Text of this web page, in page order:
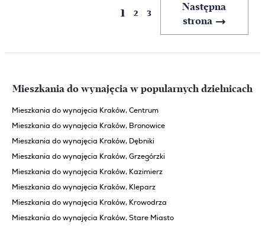
1 2 3
Następna
strona
Mieszkania do wynajęcia w popularnych dzielnicach
Mieszkania do wynajęcia Kraków, Centrum
Mieszkania do wynajęcia Kraków, Bronowice
Mieszkania do wynajęcia Kraków, Dębniki
Mieszkania do wynajęcia Kraków, Grzegórzki
Mieszkania do wynajęcia Kraków, Kazimierz
Mieszkania do wynajęcia Kraków, Kleparz
Mieszkania do wynajęcia Kraków, Krowodrza
Mieszkania do wynajęcia Kraków, Stare Miasto